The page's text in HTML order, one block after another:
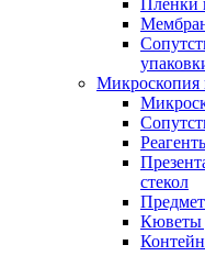
Пленки
Микроскопия
стекол
Кюветы